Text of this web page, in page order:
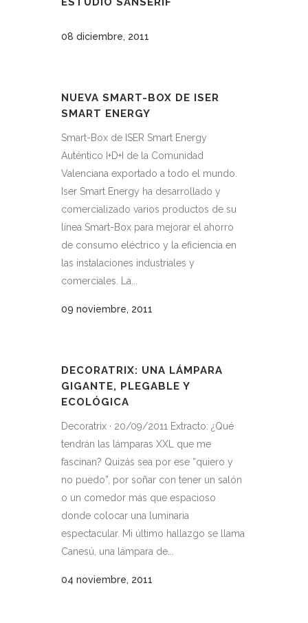
08 diciembre, 2011
NUEVA SMART-BOX DE ISER
SMART ENERGY
Smart-Box de ISER Smart Energy
Auténtico I+D+I de la Comunidad
Valenciana exportado a todo el mundo.
Iser Smart Energy ha desarrollado y
comercializado varios productos de su
línea Smart-Box para mejorar el ahorro
de consumo eléctrico y la eficiencia en
las instalaciones industriales y
comerciales. La...
09 noviembre, 2011
DECORATRIX: UNA LÁMPARA
GIGANTE, PLEGABLE Y
ECOLÓGICA
Decoratrix · 20/09/2011 Extracto: ¿Qué
tendrán las lámparas XXL que me
fascinan? Quizás sea por ese “quiero y
no puedo”, por soñar con tener un salón
o un comedor más que espacioso
donde colocar una luminaria
espectacular. Mi último hallazgo se llama
Canesú, una lámpara de...
04 noviembre, 2011